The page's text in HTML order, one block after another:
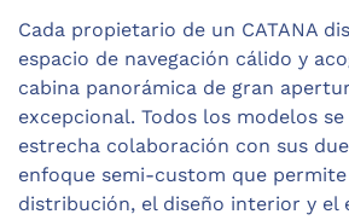
Cada propietario de un CATANA
espacio de navegación cálido y
cabina panorámica de gran
excepcional. Todos los modelos se
estrecha colaboración con sus
enfoque semi-custom que
distribución, el diseño interior y el